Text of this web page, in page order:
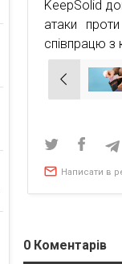
KeepSolid
атаки
співпрацю з
записів
Написати в
0 Коментарів